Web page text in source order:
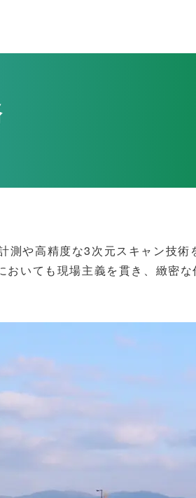
測や高精度な3次元スキャン技
おいても現場主義を貫き、緻密